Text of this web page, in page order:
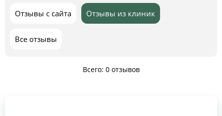
Отзывы с сайта Отзывы из клиник
Все отзывы
Всего: 0 отзывов